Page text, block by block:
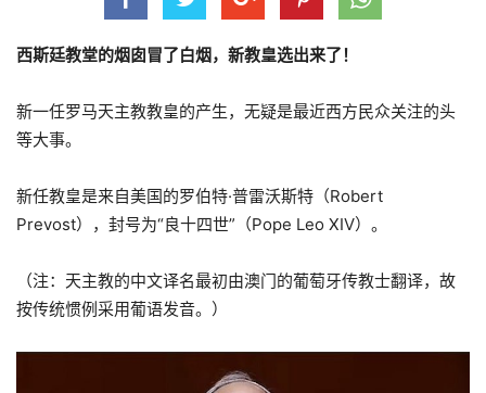
西斯廷教堂的烟囱冒了白烟，新教皇选出来了！
新一任罗马天主教教皇的产生，无疑是最近西方民众关注的头
等大事。
新任教皇是来自美国的罗伯特·普雷沃斯特（Robert
Prevost），封号为“良十四世”（Pope Leo XIV）。
（注：天主教的中文译名最初由澳门的葡萄牙传教士翻译，故
按传统惯例采用葡语发音。）